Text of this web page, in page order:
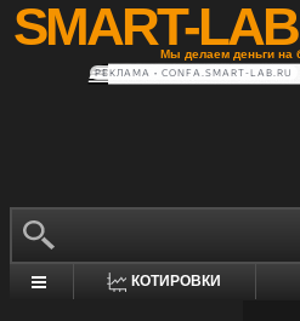
SMART-LAB
Мы делаем деньги на
РЕКЛАМА • CONFA.SMART-LAB.RU
КОТИРОВКИ